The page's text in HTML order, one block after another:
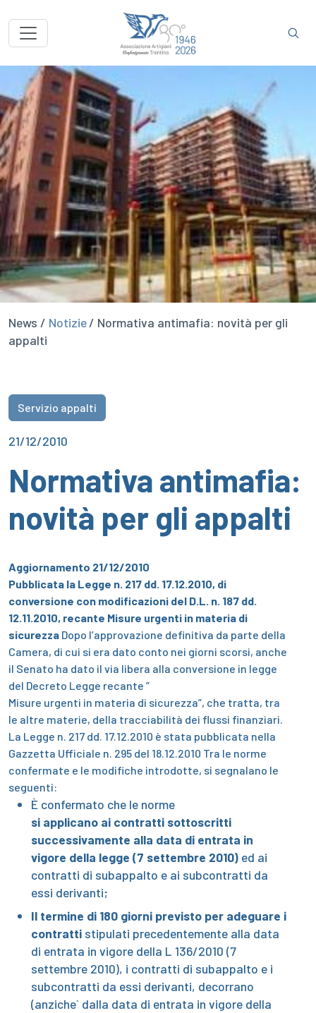
News / Notizie/ Normativa antimafia: novità per gli
appalti
Servizio appalti
21/12/2010
Normativa antimafia:
novità per gli appalti
Aggiornamento 21/12/2010
Pubblicata la Legge n. 217 dd. 17.12.2010, di
conversione con modificazioni del D.L. n. 187 dd.
12.11.2010, recante Misure urgenti in materia di
sicurezza Dopo l’approvazione definitiva da parte della
Camera, di cui si era dato conto nei giorni scorsi, anche
il Senato ha dato il via libera alla conversione in legge
del Decreto Legge recante ”
Misure urgenti in materia di sicurezza”, che tratta, tra
le altre materie, della tracciabilità dei flussi finanziari.
La Legge n. 217 dd. 17.12.2010 è stata pubblicata nella
Gazzetta Ufficiale n. 295 del 18.12.2010 Tra le norme
confermate e le modifiche introdotte, si segnalano le
seguenti:
È confermato che le norme
si applicano ai contratti sottoscritti
successivamente alla data di entrata in
vigore della legge (7 settembre 2010) ed ai
contratti di subappalto e ai subcontratti da
essi derivanti;
Il termine di 180 giorni previsto per adeguare i
contratti stipulati precedentemente alla data
di entrata in vigore della L 136/2010 (7
settembre 2010), i contratti di subappalto e i
subcontratti da essi derivanti, decorrano
(anziche` dalla data di entrata in vigore della